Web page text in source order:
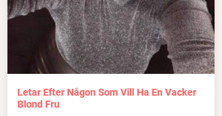
Letar Efter Någon Som Vill Ha En Vacker
Blond Fru